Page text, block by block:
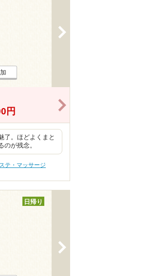
円
了。ほどよくまと
が残念。
テ・マッサージ
日帰り